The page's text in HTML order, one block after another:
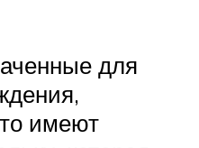
для
имеют